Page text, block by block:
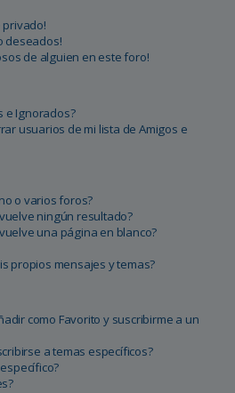
privado!
deseados!
de alguien en este foro!
e Ignorados?
usuarios de mi lista de Amigos e
o varios foros?
ningún resultado?
una página en blanco?
propios mensajes y temas?
como Favorito y suscribirme a un
a temas específicos?